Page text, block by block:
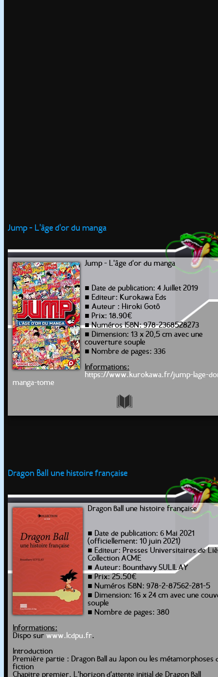
Jump - L'âge d'or du manga
Jump - L'âge d'or du manga
■ Date de publication: 4 Juillet 2019
■ Editeur: Kurokawa Eds
■ Auteur : Hiroki Gotô
■ Prix: 18.90€
■ Numéros ISBN: 978-2368528273
■ Dimension: 13 x 20,5 cm avec une
couverture souple
■ Nombre de pages: 336
Informations:
https://www.kurokawa.fr/jump-lage-
manga-tome
Dragon Ball une histoire française
Dragon Ball une histoire française
■ Date de publication: 6 Mai 2021
(officiellement: 10 juin 2021)
■ Editeur: Presses Universitaires de
Collection ACME
■ Auteur: Bounthavy SULILAY
■ Prix: 25.50€
■ Numéros ISBN: 978-2-87562-281-5
■ Dimension: 16 x 24 cm avec une
souple
■ Nombre de pages: 380
Informations:
Dispo sur www.lcdpu.fr.
Introduction
Première partie : Dragon Ball au Japon ou les métamorphoses
fiction
Chapitre premier. L'horizon d'attente initial de Dragon Ball